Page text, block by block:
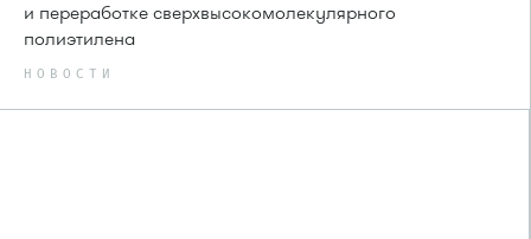
и переработке сверхвысокомолекулярного
полиэтилена
НОВОСТИ